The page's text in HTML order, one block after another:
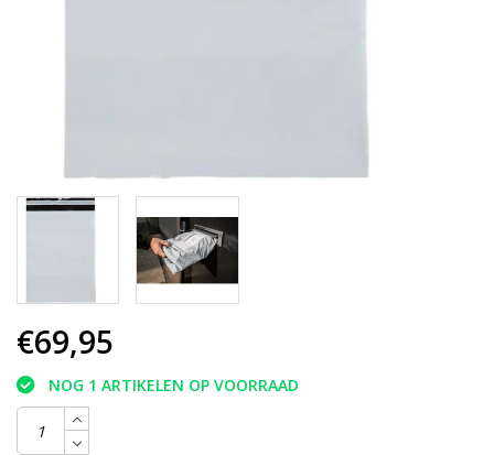
€69,95
NOG 1 ARTIKELEN OP VOORRAAD